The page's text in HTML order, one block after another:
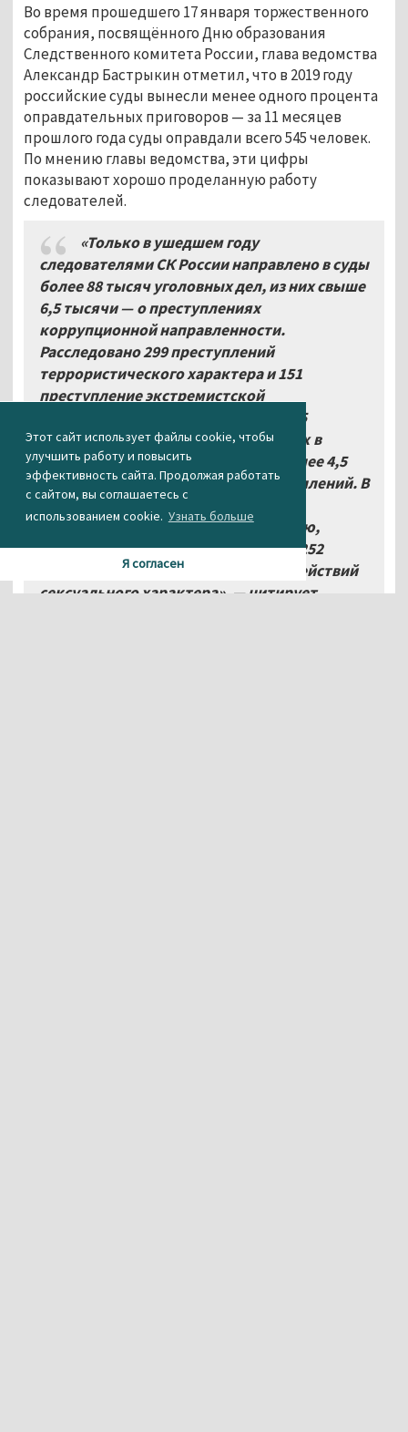
Этот сайт использует файлы cookie, чтобы
улучшить работу и повысить
эффективность сайта. Продолжая работать
с сайтом, вы соглашаетесь с
использованием cookie. Узнать больше
Я согласен
Во время прошедшего 17 января торжественного
собрания, посвящённого Дню образования
Следственного комитета России, глава ведомства
Александр Бастрыкин отметил, что в 2019 году
российские суды вынесли менее одного процента
оправдательных приговоров — за 11 месяцев
прошлого года суды оправдали всего 545 человек.
По мнению главы ведомства, эти цифры
показывают хорошо проделанную работу
следователей.
«Только в ушедшем году
следователями СК России направлено в суды
более 88 тысяч уголовных дел, из них свыше
6,5 тысячи — о преступлениях
коррупционной направленности.
Расследовано 299 преступлений
террористического характера и 151
преступление экстремистской
направленности, а также свыше 14,5
тысячи преступлений, совершённых в
отношении детей. Расследовано более 4,5
тысячи ранее не раскрытых преступлений. В
их числе 411 убийств, 209 фактов
причинения тяжкого вреда здоровью,
повлекшего смерть потерпевшего, 252
изнасилования и насильственных действий
сексуального характера», — цитирует